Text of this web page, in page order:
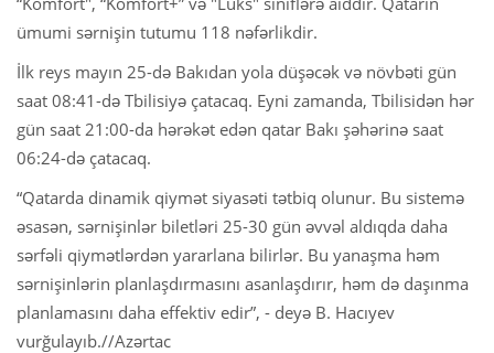
ümumi sərnişin tutumu 118 nəfərlikdir.
İlk reys mayın 25-də Bakıdan yola düşəcək və növbəti gün
saat 08:41-də Tbilisiyə çatacaq. Eyni zamanda, Tbilisidən hər
gün saat 21:00-da hərəkət edən qatar Bakı şəhərinə saat
06:24-də çatacaq.
“Qatarda dinamik qiymət siyasəti tətbiq olunur. Bu sistemə
əsasən, sərnişinlər biletləri 25-30 gün əvvəl aldıqda daha
sərfəli qiymətlərdən yararlana bilirlər. Bu yanaşma həm
sərnişinlərin planlaşdırmasını asanlaşdırır, həm də daşınma
planlamasını daha effektiv edir”, - deyə B. Hacıyev
vurğulayıb.//Azərtac